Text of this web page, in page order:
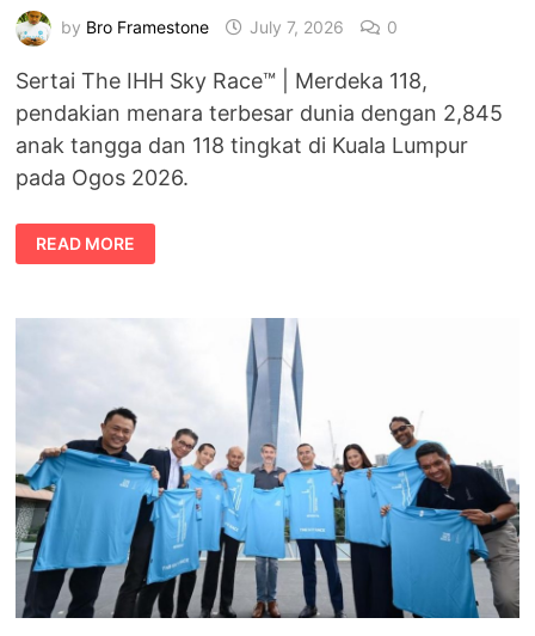
by Bro Framestone July 7, 2026 0
Sertai The IHH Sky Race™ | Merdeka 118,
pendakian menara terbesar dunia dengan 2,845
anak tangga dan 118 tingkat di Kuala Lumpur
pada Ogos 2026.
THE
IHH
SKY
MERDEKA
MENARA
TERBESAR
DUNIA
READ MORE